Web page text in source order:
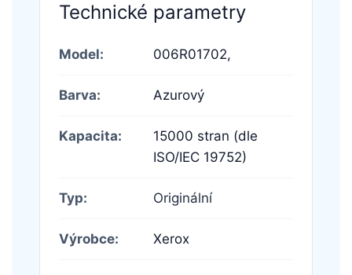
Technické parametry
Model: 006R01702,
Barva: Azurový
Kapacita:
15000 stran (dle
ISO/IEC 19752)
Typ: Originální
Výrobce: Xerox